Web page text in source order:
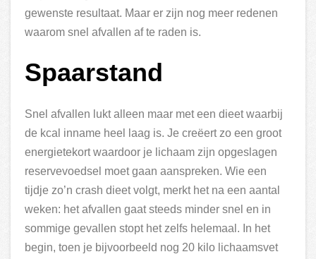
gewenste resultaat. Maar er zijn nog meer redenen
waarom snel afvallen af te raden is.
Spaarstand
Snel afvallen lukt alleen maar met een dieet waarbij
de kcal inname heel laag is. Je creëert zo een groot
energietekort waardoor je lichaam zijn opgeslagen
reservevoedsel moet gaan aanspreken. Wie een
tijdje zo’n crash dieet volgt, merkt het na een aantal
weken: het afvallen gaat steeds minder snel en in
sommige gevallen stopt het zelfs helemaal. In het
begin, toen je bijvoorbeeld nog 20 kilo lichaamsvet